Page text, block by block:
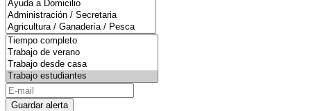
Guardar alerta